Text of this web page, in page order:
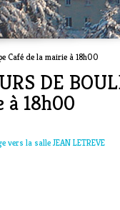
Café de la mairie à 18h00
DE
à 18h00
vers la salle JEAN LETREVE